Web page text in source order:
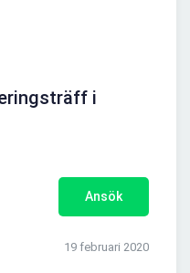
i
Ansök
19 februari 2020